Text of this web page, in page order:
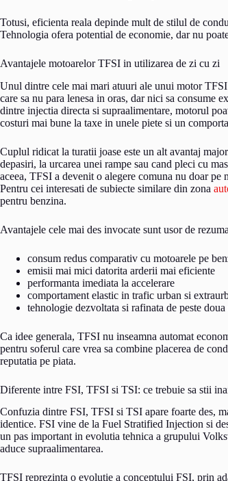
Totusi, eficienta reala depinde mult de stilul de
Tehnologia ofera potential de economie, dar nu
Avantajele motoarelor TFSI in utilizarea de zi cu zi
Unul dintre cele mai mari atuuri ale unui motor
care sa nu para lenesa in oras, dar nici sa consume
dintre injectia directa si supraalimentare, motorul
costuri mai bune la taxe in unele piete si un
Cuplul ridicat la turatii joase este un alt avantaj
depasiri, la urcarea unei rampe sau cand pleci cu
aceea, TFSI a devenit o alegere comuna nu doar
Pentru cei interesati de subiecte similare din zona
pentru benzina.
Avantajele cele mai des invocate sunt usor de
consum redus comparativ cu motoarele pe
emisii mai mici datorita arderii mai eficiente
performanta imediata la accelerare
comportament elastic in trafic urban si
tehnologie dezvoltata si rafinata de peste doua
Ca idee generala, TFSI nu inseamna automat
pentru soferul care vrea sa combine placerea de
reputatia pe piata.
Diferente intre FSI, TFSI si TSI: ce trebuie sa stii
Confuzia dintre FSI, TFSI si TSI apare foarte des,
identice. FSI vine de la Fuel Stratified Injection si
un pas important in evolutia tehnica a grupului
aduce supraalimentarea.
TFSI reprezinta o evolutie a conceptului FSI, prin